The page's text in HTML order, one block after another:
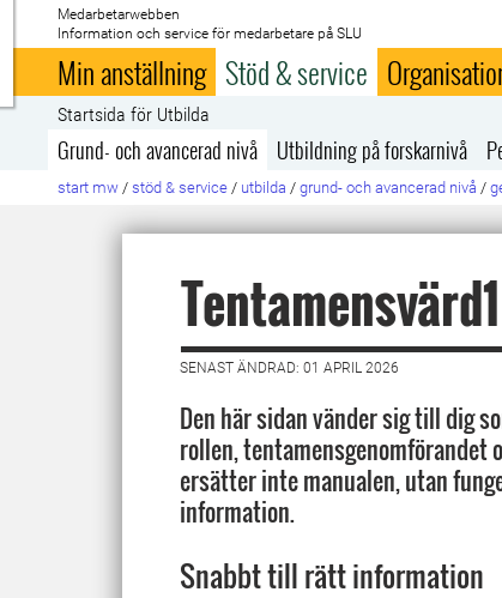
Till startsida
Medarbetarwebben
Information och service för medarbetare på SLU
Min anställning Stöd & service
Startsida för Utbilda
Grund- och avancerad nivå Utbildning på forskarnivå
start mw / stöd & service / utbilda / grund- och avancerad nivå /
Tentamensvärd1
SENAST ÄNDRAD: 01 APRIL 2026
Den här sidan vänder sig till dig
rollen, tentamensgenomförandet
ersätter inte manualen, utan
information.
Snabbt till rätt information